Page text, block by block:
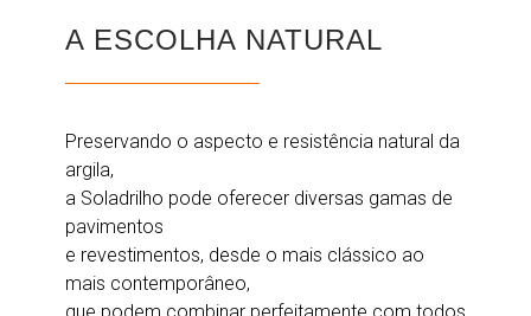
A ESCOLHA NATURAL
Preservando o aspecto e resistência natural da
argila,
a Soladrilho pode oferecer diversas gamas de
pavimentos
e revestimentos, desde o mais clássico ao
mais contemporâneo,